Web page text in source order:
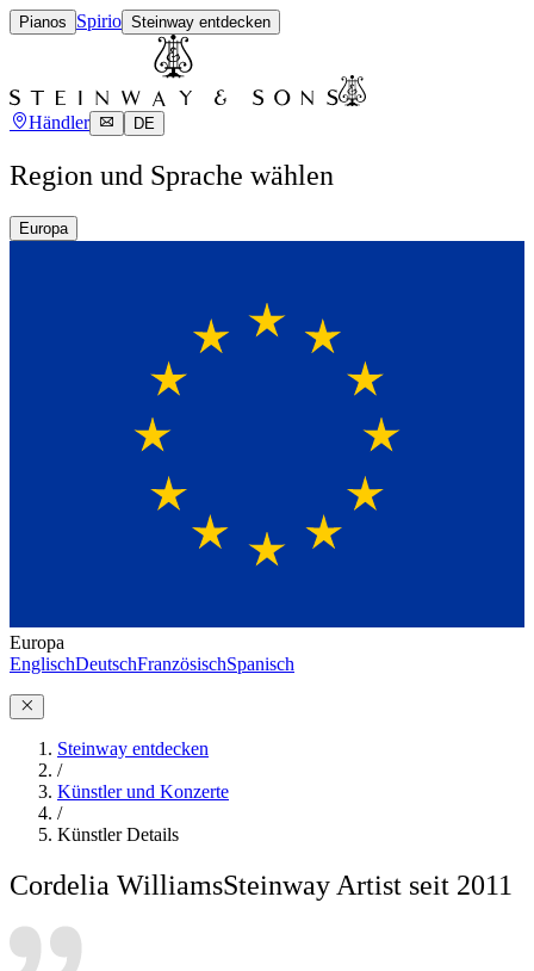
Pianos Spirio Steinway entdecken
Händler DE
Region und Sprache wählen
Europa
Europa
EnglischDeutschFranzösischSpanisch
Steinway entdecken
/
Künstler und Konzerte
/
Künstler Details
Cordelia WilliamsSteinway Artist seit 2011